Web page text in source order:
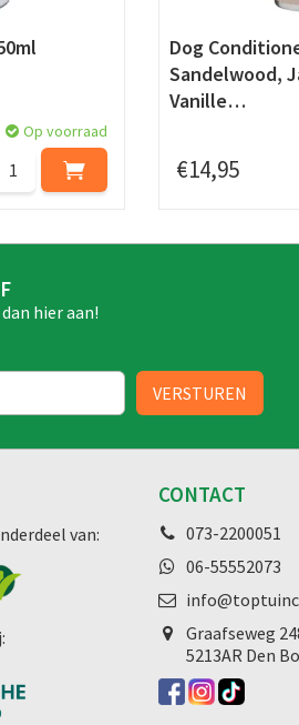
Op voorraad
Dog
Sandelwood,
Vanille…
€14,95
hier aan!
van:
CONTACT
073-2200051
06-55552073
Graafseweg
5213AR Den